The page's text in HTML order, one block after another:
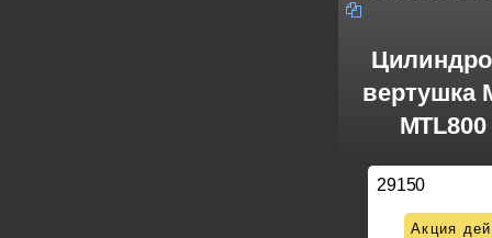
вертушка
29150
Акция